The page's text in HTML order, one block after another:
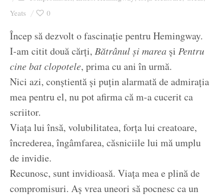
Yeats 0
Încep să dezvolt o fascinație pentru Hemingway.
I-am citit două cărți, Bătrânul și marea și Pentru
cine bat clopotele, prima cu ani în urmă.
Nici azi, conștientă și puțin alarmată de admirația
mea pentru el, nu pot afirma că m-a cucerit ca
scriitor.
Viața lui însă, volubilitatea, forța lui creatoare,
încrederea, îngâmfarea, căsniciile lui mă umplu
de invidie.
Recunosc, sunt invidioasă. Viața mea e plină de
compromisuri. Aș vrea uneori să pocnesc ca un